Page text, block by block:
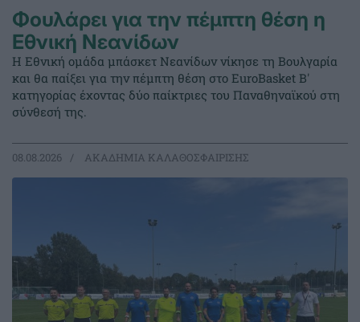
Φουλάρει για την πέμπτη θέση η
Εθνική Νεανίδων
Η Εθνική ομάδα μπάσκετ Νεανίδων νίκησε τη Βουλγαρία
και θα παίξει για την πέμπτη θέση στο EuroBasket Β'
κατηγορίας έχοντας δύο παίκτριες του Παναθηναϊκού στη
σύνθεσή της.
08.08.2026 ΑΚΑΔΗΜΙΑ ΚΑΛΑΘΟΣΦΑΙΡΙΣΗΣ